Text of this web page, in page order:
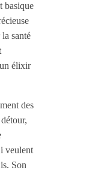
basique
santé
élixir
des
veulent
Son